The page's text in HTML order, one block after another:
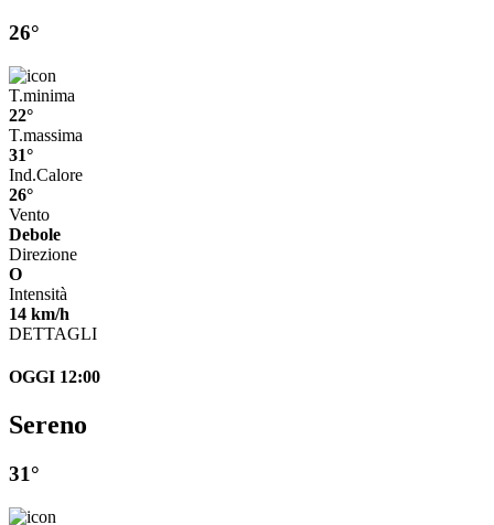
26°
T.minima
22°
T.massima
31°
Ind.Calore
26°
Vento
Debole
Direzione
O
Intensità
14 km/h
DETTAGLI
OGGI 12:00
Sereno
31°